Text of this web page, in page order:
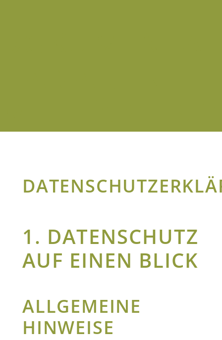
1. DATENSCHUTZ
AUF EINEN BLICK
ALLGEMEINE
HINWEISE